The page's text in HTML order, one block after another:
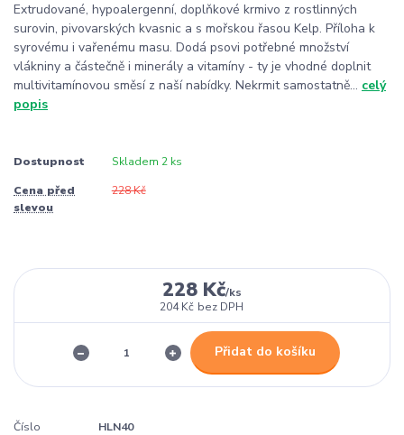
Extrudované, hypoalergenní, doplňkové krmivo z rostlinných
surovin, pivovarských kvasnic a s mořskou řasou Kelp. Příloha k
syrovému i vařenému masu. Dodá psovi potřebné množství
vlákniny a částečně i minerály a vitamíny - ty je vhodné doplnit
multivitamínovou směsí z naší nabídky. Nekrmit samostatně... celý
popis
Dostupnost Skladem 2 ks
Cena před
slevou
228 Kč
228 Kč/ks
204 Kč bez DPH
Přidat do košíku
Číslo
HLN40